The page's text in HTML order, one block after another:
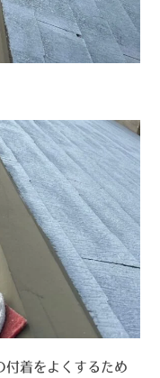
付着をよくするため